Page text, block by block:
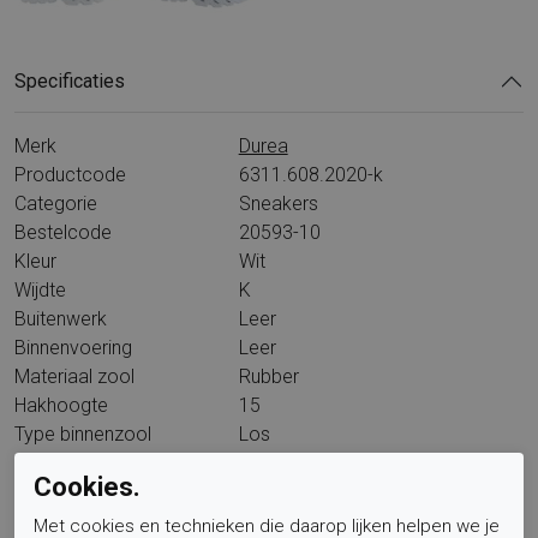
Specificaties
Merk
Durea
Productcode
6311.608.2020-k
Categorie
Sneakers
Bestelcode
20593-10
Kleur
Wit
Wijdte
K
Buitenwerk
Leer
Binnenvoering
Leer
Materiaal zool
Rubber
Hakhoogte
15
Type binnenzool
Los
Wandelklasse
Cookies.
Met cookies en technieken die daarop lijken helpen we je